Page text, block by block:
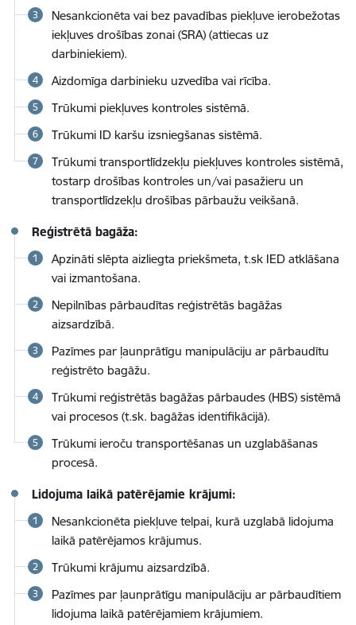
Nesankcionēta vai bez pavadības piekļuve ierobežotas
iekļuves drošības zonai (SRA) (attiecas uz
darbiniekiem).
Aizdomīga darbinieku uzvedība vai rīcība.
Trūkumi piekļuves kontroles sistēmā.
Trūkumi ID karšu izsniegšanas sistēmā.
Trūkumi transportlīdzekļu piekļuves kontroles sistēmā,
tostarp drošības kontroles un/vai pasažieru un
transportlīdzekļu drošības pārbaužu veikšanā.
Reģistrētā bagāža:
Apzināti slēpta aizliegta priekšmeta, t.sk IED atklāšana
vai izmantošana.
Nepilnības pārbaudītas reģistrētās bagāžas
aizsardzībā.
Pazīmes par ļaunprātīgu manipulāciju ar pārbaudītu
reģistrēto bagāžu.
Trūkumi reģistrētās bagāžas pārbaudes (HBS) sistēmā
vai procesos (t.sk. bagāžas identifikācijā).
Trūkumi ieroču transportēšanas un uzglabāšanas
procesā.
Lidojuma laikā patērējamie krājumi:
Nesankcionēta piekļuve telpai, kurā uzglabā lidojuma
laikā patērējamos krājumus.
Trūkumi krājumu aizsardzībā.
Pazīmes par ļaunprātīgu manipulāciju ar pārbaudītiem
lidojuma laikā patērējamiem krājumiem.